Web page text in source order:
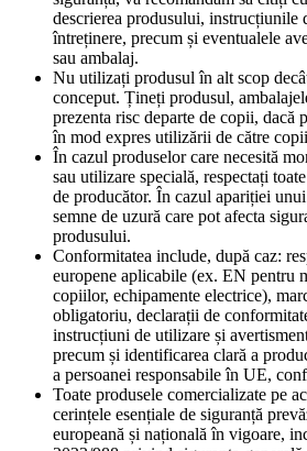
descrierea produsului, instrucțiunile
întreținere, precum și eventualele
sau ambalaj.
Nu utilizați produsul în alt scop
conceput. Țineți produsul,
prezenta risc departe de copii, dacă
în mod expres utilizării de către
În cazul produselor care necesită
sau utilizare specială, respectați
de producător. În cazul apariției
semne de uzură care pot afecta
produsului.
Conformitatea include, după caz:
europene aplicabile (ex. EN pentru
copiilor, echipamente electrice),
obligatoriu, declarații de
instrucțiuni de utilizare și
precum și identificarea clară a
a persoanei responsabile în UE,
Toate produsele comercializate pe
cerințele esențiale de siguranță
europeană și națională în vigoare,